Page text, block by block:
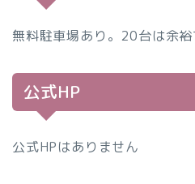
無料駐車場あり。20台は余裕
公式HP
公式HPはありません